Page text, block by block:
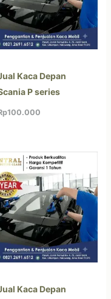
Kaca Depan
P series
100.000
Kaca Depan